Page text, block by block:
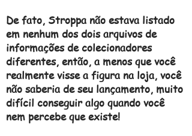
De fato, Stroppa não estava listado
em nenhum dos dois arquivos de
informações de colecionadores
diferentes, então, a menos que você
realmente visse a figura na loja, você
não saberia de seu lançamento, muito
difícil conseguir algo quando você
nem percebe que existe!